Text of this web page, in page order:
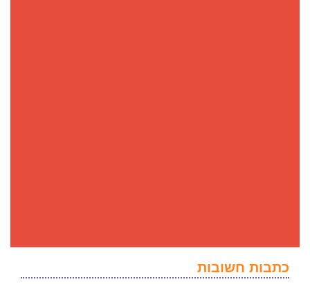
כתבות חשובות